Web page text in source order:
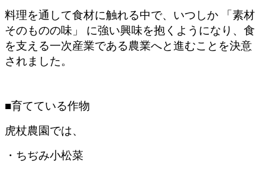
料理を通して食材に触れる中で、いつしか 「素材
そのものの味」 に強い興味を抱くようになり、食
を支える一次産業である農業へと進むことを決意
されました。
■育てている作物
虎杖農園では、
・ちぢみ小松菜